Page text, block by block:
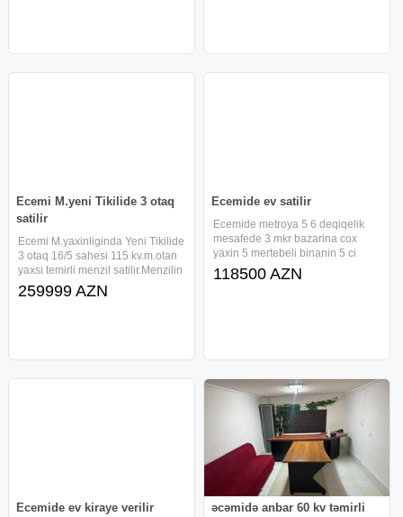
Ecemi M.yeni Tikilide 3 otaq
satilir
Ecemi M.yaxinliginda Yeni Tikilide
3 otaq 16/5 sahesi 115 kv.m.olan
yaxsi temirli menzil satilir.Menzilin
yaxsi proyekti var.Binanin heyeti
ve Parkingi var.Butun
259999 AZN
Ecemide ev satilir
Ecemide metroya 5 6 deqiqelik
mesafede 3 mkr bazarina cox
yaxin 5 mertebeli binanin 5 ci
mertebesinde sakit temiz binada
ev satilir. Hec bir kuceden masin
118500 AZN
Ecemide ev kiraye verilir əcəmidə anbar 60 kv təmirli